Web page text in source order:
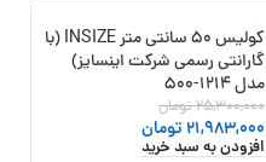
-13%
کولیس 50 سانتی متر INSIZE (با
گارانتی رسمی شرکت اینسایز)
مدل 1214-500
25,300,000تومان
21,983,000تومان
افزودن به سبد خرید